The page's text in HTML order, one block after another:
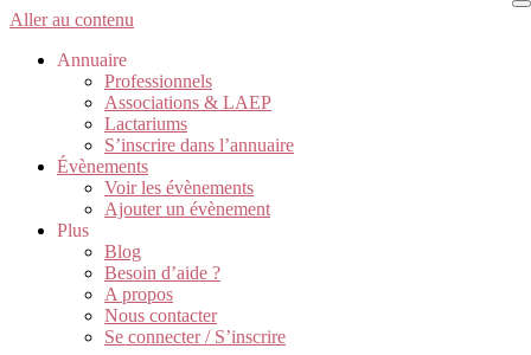
Aller au contenu
Annuaire
Professionnels
Associations & LAEP
Lactariums
S’inscrire dans l’annuaire
Évènements
Voir les évènements
Ajouter un évènement
Plus
Blog
Besoin d’aide ?
A propos
Nous contacter
Se connecter / S’inscrire